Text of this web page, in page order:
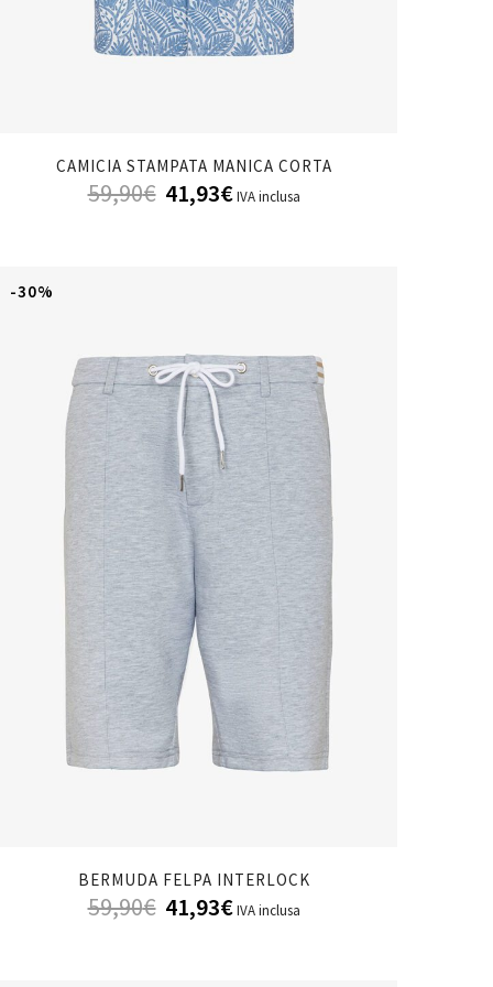
CAMICIA STAMPATA MANICA CORTA
59,90€ 41,93€ IVA inclusa
-30%
BERMUDA FELPA INTERLOCK
59,90€ 41,93€ IVA inclusa